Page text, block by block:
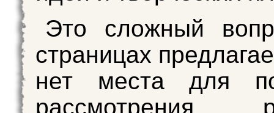
Это сложный
страницах
нет места для
рассмотрения